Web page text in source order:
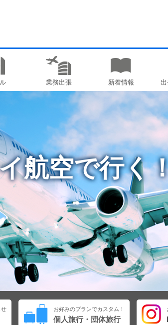
業務出張 新着情報
航空で行く
お好みのプランでカスタム！
個人旅行・団体旅行